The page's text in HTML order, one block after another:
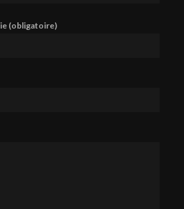
(obligatoire)